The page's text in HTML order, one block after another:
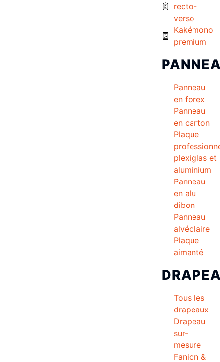
recto-
verso
Kakémono
premium
Panneau
en forex
Panneau
en carton
Plaque
plexiglas et
aluminium
Panneau
en alu
dibon
Panneau
alvéolaire
Plaque
aimanté
Tous les
drapeaux
Drapeau
sur-
mesure
Fanion &